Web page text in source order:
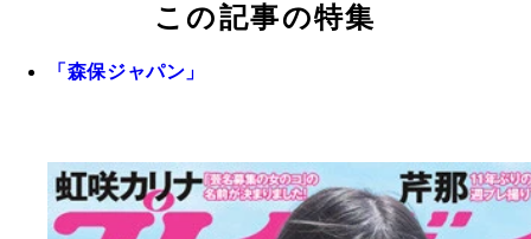
この記事の特集
「森保ジャパン」